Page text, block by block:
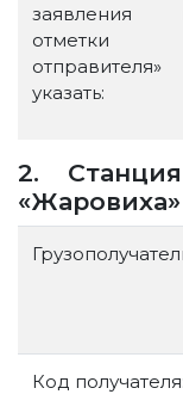
заявления
отметки
отправителя»
указать:
2.
Код получателя: